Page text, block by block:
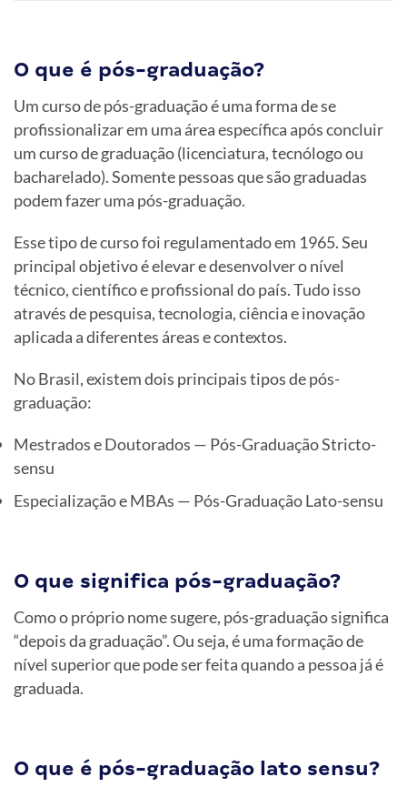
O que é pós-graduação?
Um curso de pós-graduação é uma forma de se
profissionalizar em uma área específica após concluir
um curso de graduação (licenciatura, tecnólogo ou
bacharelado). Somente pessoas que são graduadas
podem fazer uma pós-graduação.
Esse tipo de curso foi regulamentado em 1965. Seu
principal objetivo é elevar e desenvolver o nível
técnico, científico e profissional do país. Tudo isso
através de pesquisa, tecnologia, ciência e inovação
aplicada a diferentes áreas e contextos.
No Brasil, existem dois principais tipos de pós-
graduação:
Mestrados e Doutorados — Pós-Graduação Stricto-
sensu
Especialização e MBAs — Pós-Graduação Lato-sensu
O que significa pós-graduação?
Como o próprio nome sugere, pós-graduação significa
“depois da graduação”. Ou seja, é uma formação de
nível superior que pode ser feita quando a pessoa já é
graduada.
O que é pós-graduação lato sensu?